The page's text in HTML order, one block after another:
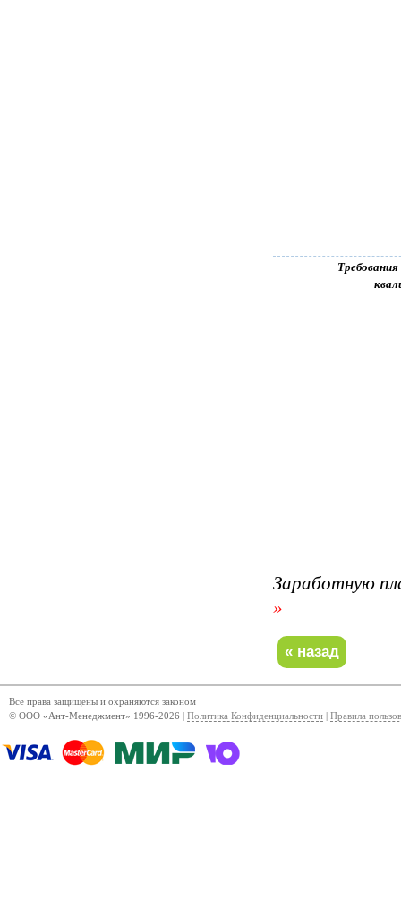
Заработную
»
Все права защищены и охраняются законом
© ООО «Ант-Менеджмент» 1996-2026 | Политика Конфиденциальности Правила